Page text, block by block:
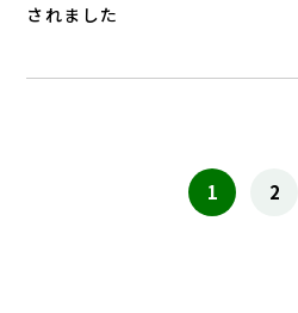
されました
1 2